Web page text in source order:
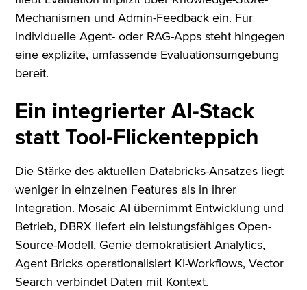
Mechanismen und Admin-Feedback ein. Für
individuelle Agent- oder RAG-Apps steht hingegen
eine explizite, umfassende Evaluationsumgebung
bereit.
Ein integrierter AI-Stack
statt Tool-Flickenteppich
Die Stärke des aktuellen Databricks-Ansatzes liegt
weniger in einzelnen Features als in ihrer
Integration. Mosaic AI übernimmt Entwicklung und
Betrieb, DBRX liefert ein leistungsfähiges Open-
Source-Modell, Genie demokratisiert Analytics,
Agent Bricks operationalisiert KI-Workflows, Vector
Search verbindet Daten mit Kontext.